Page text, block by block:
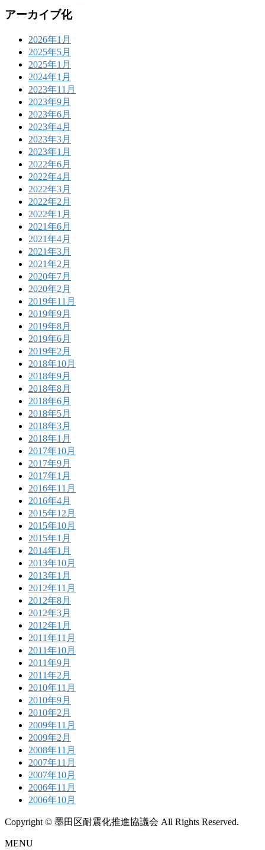
アーカイブ化
2026年1月
2025年5月
2025年1月
2024年1月
2023年11月
2023年9月
2023年6月
2023年4月
2023年3月
2023年1月
2022年6月
2022年4月
2022年3月
2022年2月
2022年1月
2021年6月
2021年4月
2021年3月
2021年2月
2020年7月
2020年2月
2019年11月
2019年9月
2019年8月
2019年6月
2019年2月
2018年10月
2018年9月
2018年8月
2018年6月
2018年5月
2018年3月
2018年1月
2017年10月
2017年9月
2017年1月
2016年11月
2016年4月
2015年12月
2015年10月
2015年1月
2014年1月
2013年10月
2013年1月
2012年11月
2012年8月
2012年3月
2012年1月
2011年11月
2011年10月
2011年9月
2011年2月
2010年11月
2010年9月
2010年2月
2009年11月
2009年2月
2008年11月
2007年11月
2007年10月
2006年11月
2006年10月
Copyright © 墨田区耐震化推進協議会 All Rights Reserved.
MENU